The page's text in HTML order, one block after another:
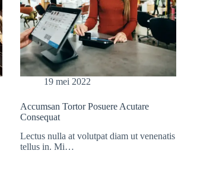
19 mei 2022
Accumsan Tortor Posuere Acutare
Consequat
Lectus nulla at volutpat diam ut venenatis
tellus in. Mi…